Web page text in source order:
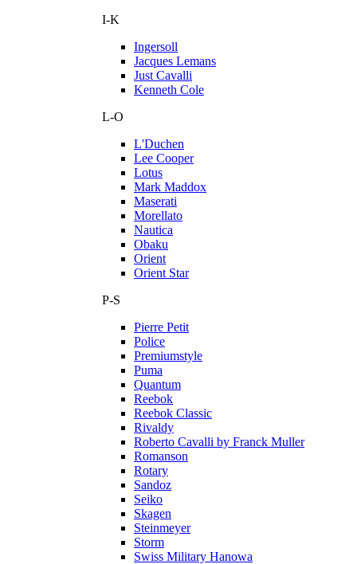
I-K
Ingersoll
Jacques Lemans
Just Cavalli
Kenneth Cole
L-O
L'Duchen
Lee Cooper
Lotus
Mark Maddox
Maserati
Morellato
Nautica
Obaku
Orient
Orient Star
P-S
Pierre Petit
Police
Premiumstyle
Puma
Quantum
Reebok
Reebok Classic
Rivaldy
Roberto Cavalli by Franck Muller
Romanson
Rotary
Sandoz
Seiko
Skagen
Steinmeyer
Storm
Swiss Military Hanowa